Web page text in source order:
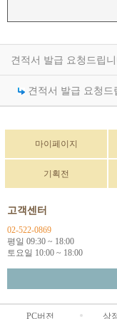
견적서 발급 요청드립
견적서 발급 요청드
마이페이지
기획전
고객센터
02-522-0869
평일 09:30 ~ 18:00
토요일 10:00 ~ 18:00
PC버전 상